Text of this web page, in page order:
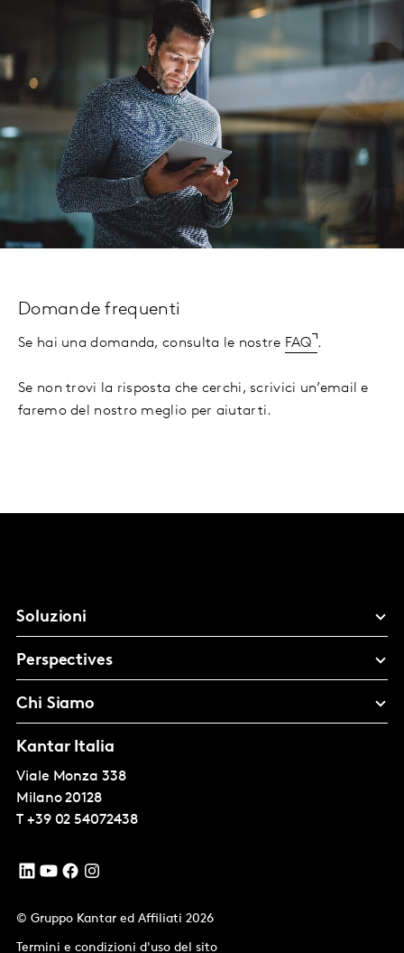
Domande frequenti
Se hai una domanda, consulta le nostre FAQ .
Se non trovi la risposta che cerchi, scrivici un’email e
faremo del nostro meglio per aiutarti.
Soluzioni
Perspectives
Chi Siamo
Kantar Italia
Viale Monza 338
Milano 20128
T +39 02 54072438
© Gruppo Kantar ed Affiliati 2026
Termini e condizioni d'uso del sito